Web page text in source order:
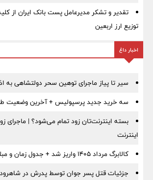
تقدیر و تشکر مدیرعامل پست بانک ایران از
توزیع ارز اربعین
اخبار داغ
سیر تا پیاز ماجرای توهین سحر دولتشاهی به
سه خرید جدید پرسپولیس + آخرین وضعیت
بسته اینترنت‌تان زود تمام می‌شود؟ | ماجرای
اینترنت
کالابرگ مرداد ۱۴۰۵ واریز شد + جدول زمان و مبلغ کالابرگ
جزئیات قتل پسر جوان توسط پدرش در شاهرود